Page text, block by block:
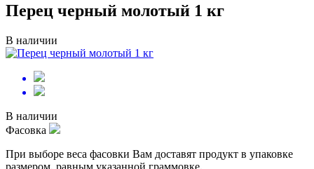
Перец черный молотый 1 кг
В наличии
В наличии
Фасовка
При выборе веса фасовки Вам доставят продукт в упаковке
размером, равным указанной граммовке.